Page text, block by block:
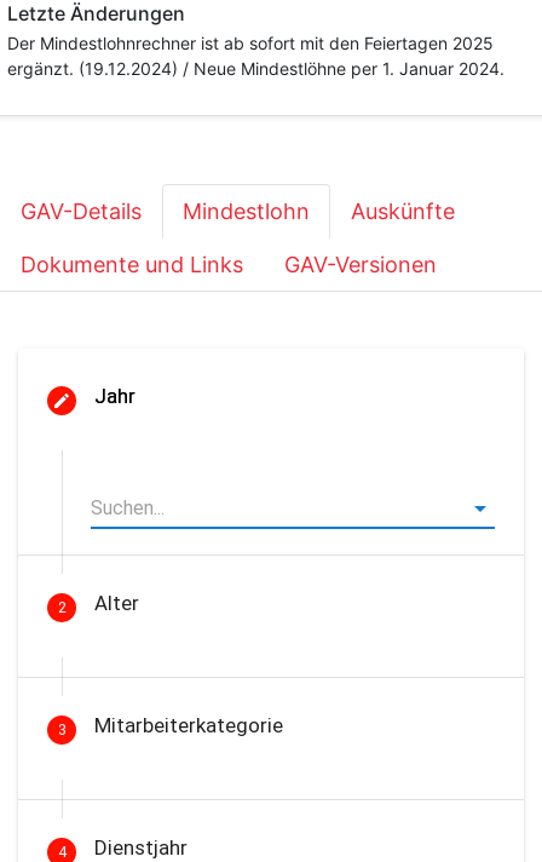
Letzte Änderungen
Der Mindestlohnrechner ist ab sofort mit den Feiertagen 2025
ergänzt. (19.12.2024) / Neue Mindestlöhne per 1. Januar 2024.
GAV-Details Mindestlohn Auskünfte
Dokumente und Links GAV-Versionen
Jahr
2 Alter
3 Mitarbeiterkategorie
4 Dienstjahr